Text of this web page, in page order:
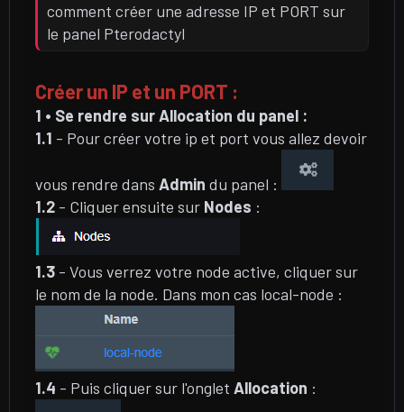
comment créer une adresse IP et PORT sur
le panel Pterodactyl
Créer un IP et un PORT :
1 • Se rendre sur Allocation du panel :
1.1 - Pour créer votre ip et port vous allez devoir
vous rendre dans Admin du panel :
1.2 - Cliquer ensuite sur Nodes :
1.3 - Vous verrez votre node active, cliquer sur
le nom de la node. Dans mon cas local-node :
1.4 - Puis cliquer sur l'onglet Allocation :